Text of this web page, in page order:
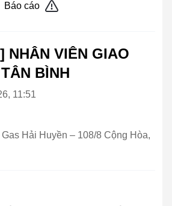
Báo cáo
NHÂN VIÊN GIAO
BÌNH
11:51
Hải Huyền – 108/8 Cộng Hòa,